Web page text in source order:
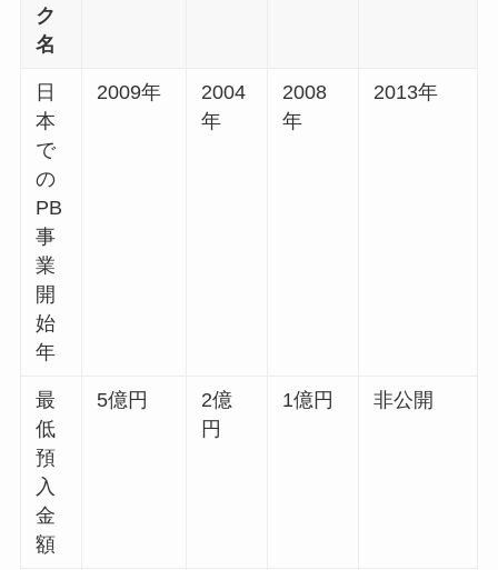
ク
名
日
本
で
の
PB
事
業
開
始
年
2009年
2004
年
2008
年
2013年
最
低
預
入
金
額
5億円
2億
円
1億円 非公開